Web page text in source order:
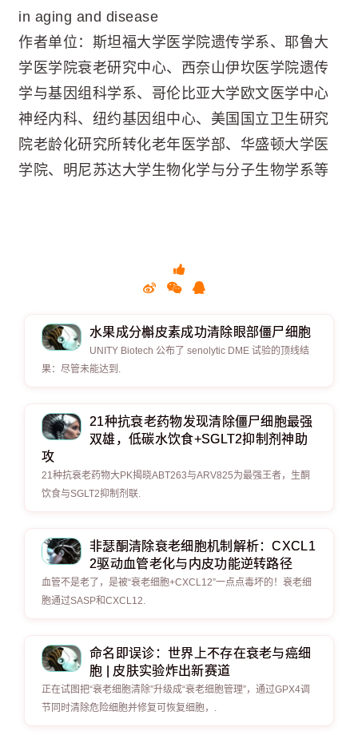
in aging and disease
作者单位：斯坦福大学医学院遗传学系、耶鲁大
学医学院衰老研究中心、西奈山伊坎医学院遗传
学与基因组科学系、哥伦比亚大学欧文医学中心
神经内科、纽约基因组中心、美国国立卫生研究
院老龄化研究所转化老年医学部、华盛顿大学医
学院、明尼苏达大学生物化学与分子生物学系等
水果成分槲皮素成功清除眼部僵尸细胞
UNITY Biotech 公布了 senolytic DME 试验的顶线结
果：尽管未能达到.
​​​​​​​21种抗衰老药物发现清除僵尸细胞最强
双雄，低碳水饮食+SGLT2抑制剂神助
攻
21种抗衰老药物大PK揭晓ABT263与ARV825为最强王者，生酮
饮食与SGLT2抑制剂联.
非瑟酮清除衰老细胞机制解析：CXCL1
2驱动血管老化与内皮功能逆转路径
血管不是老了，是被“衰老细胞+CXCL12”一点点毒坏的！衰老细
胞通过SASP和CXCL12.
命名即误诊：世界上不存在衰老与癌细
胞 | 皮肤实验炸出新赛道
正在试图把“衰老细胞清除”升级成“衰老细胞管理”，通过GPX4调
节同时清除危险细胞并修复可恢复细胞，.